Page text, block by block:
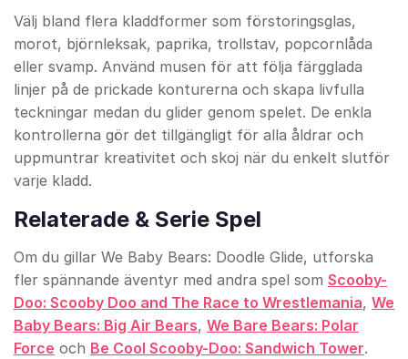
Välj bland flera kladdformer som förstoringsglas,
morot, björnleksak, paprika, trollstav, popcornlåda
eller svamp. Använd musen för att följa färgglada
linjer på de prickade konturerna och skapa livfulla
teckningar medan du glider genom spelet. De enkla
kontrollerna gör det tillgängligt för alla åldrar och
uppmuntrar kreativitet och skoj när du enkelt slutför
varje kladd.
Relaterade & Serie Spel
Om du gillar We Baby Bears: Doodle Glide, utforska
fler spännande äventyr med andra spel som Scooby-
Doo: Scooby Doo and The Race to Wrestlemania, We
Baby Bears: Big Air Bears, We Bare Bears: Polar
Force och Be Cool Scooby-Doo: Sandwich Tower.